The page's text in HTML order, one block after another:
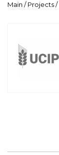
Main Projects